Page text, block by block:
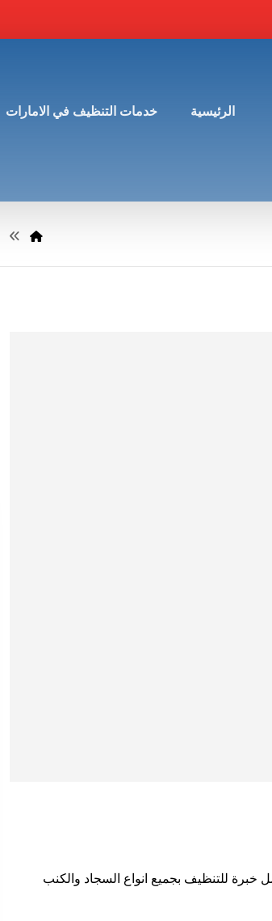
الرئيسية خدمات التنظيف في الامارات
خبرة للتنظيف بجميع انواع السجاد والكنب